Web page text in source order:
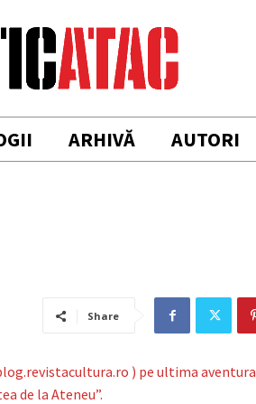
ARHIVĂ AUTORI
Share
) pe ultima aventura
de la Ateneu”.